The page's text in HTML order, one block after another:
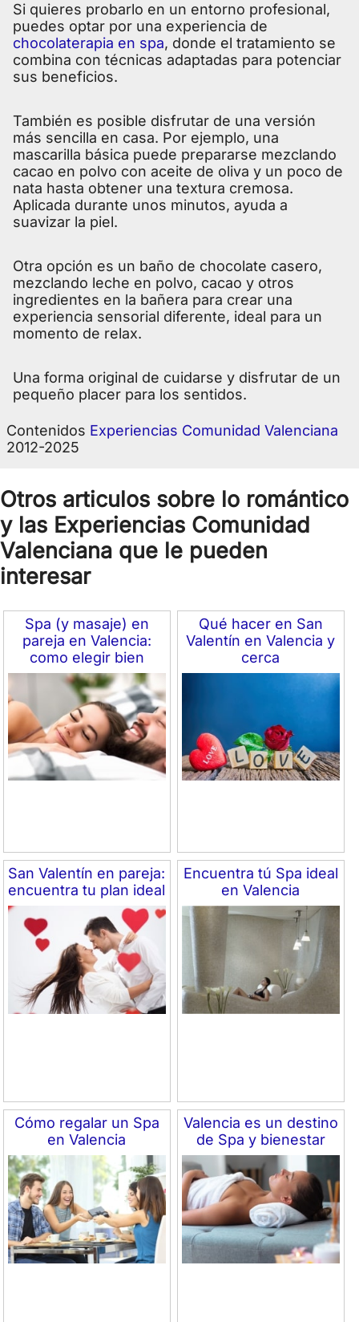
Si quieres probarlo en un entorno profesional,
puedes optar por una experiencia de
chocolaterapia en spa, donde el tratamiento se
combina con técnicas adaptadas para potenciar
sus beneficios.
También es posible disfrutar de una versión
más sencilla en casa. Por ejemplo, una
mascarilla básica puede prepararse mezclando
cacao en polvo con aceite de oliva y un poco de
nata hasta obtener una textura cremosa.
Aplicada durante unos minutos, ayuda a
suavizar la piel.
Otra opción es un baño de chocolate casero,
mezclando leche en polvo, cacao y otros
ingredientes en la bañera para crear una
experiencia sensorial diferente, ideal para un
momento de relax.
Una forma original de cuidarse y disfrutar de un
pequeño placer para los sentidos.
Contenidos Experiencias Comunidad Valenciana
2012-2025
Otros articulos sobre lo romántico
y las Experiencias Comunidad
Valenciana que le pueden
interesar
Spa (y masaje) en
pareja en Valencia:
como elegir bien
Qué hacer en San
Valentín en Valencia y
cerca
San Valentín en pareja:
encuentra tu plan ideal
Encuentra tú Spa ideal
en Valencia
Cómo regalar un Spa
en Valencia
Valencia es un destino
de Spa y bienestar